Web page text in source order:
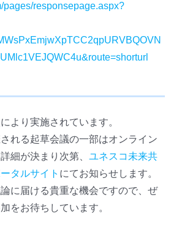
pages/responsepage.aspx?
より実施されています。
れる起草会議の一部はオンライン
細が決まり次第、 ユネスコ未来共
タルサイト にてお知らせします。
に届ける貴重な機会ですので、ぜ
をお待ちしています。